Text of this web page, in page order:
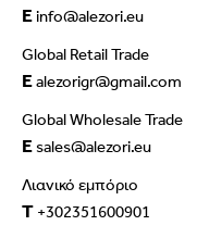
Einfo@alezori.eu
Global Retail Trade
Ealezorigr@gmail.com
Global Wholesale Trade
Esales@alezori.eu
Λιανικό εμπόριο
T +302351600901